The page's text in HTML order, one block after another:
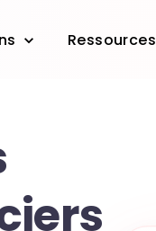
Ressources